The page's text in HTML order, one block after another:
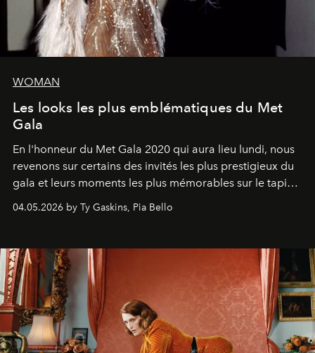
WOMAN
Les looks les plus emblématiques du Met
Gala
En l'honneur du Met Gala 2020 qui aura lieu lundi, nous
revenons sur certains des invités les plus prestigieux du
gala et leurs moments les plus mémorables sur le tapis
04.05.2026 by Ty Gaskins, Pia Bello